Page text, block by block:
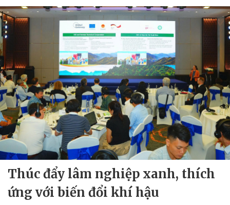
Thúc đẩy lâm nghiệp xanh, thích
ứng với biến đổi khí hậu